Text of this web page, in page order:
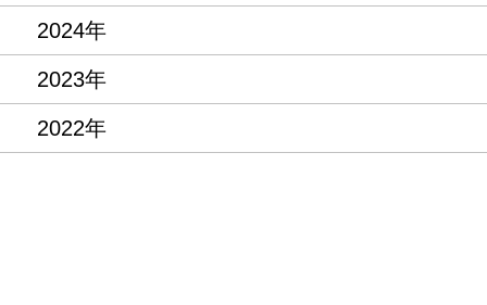
2024年
2023年
2022年